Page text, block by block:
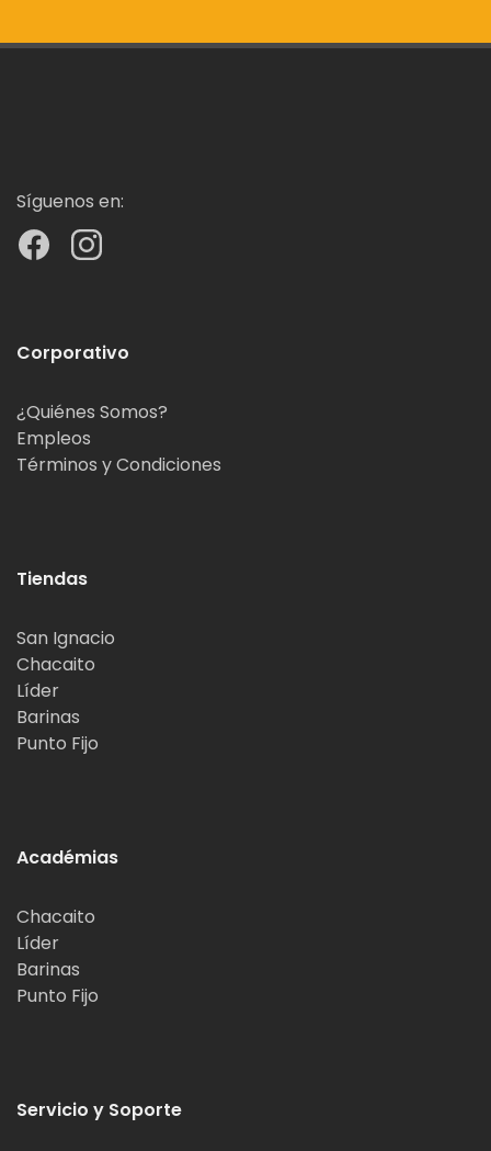
Síguenos en:
Corporativo
¿Quiénes Somos?
Empleos
Términos y Condiciones
Tiendas
San Ignacio
Chacaito
Líder
Barinas
Punto Fijo
Académias
Chacaito
Líder
Barinas
Punto Fijo
Servicio y Soporte